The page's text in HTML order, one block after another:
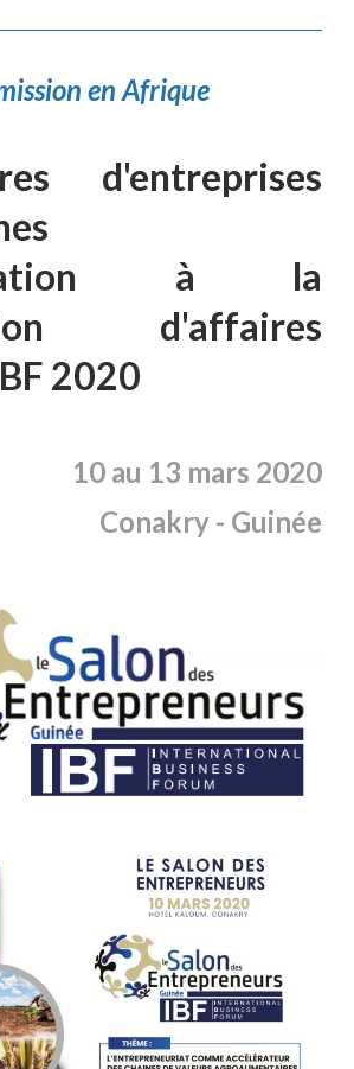
en Afrique
d'entreprises
à la
d'affaires
2020
10 au 13 mars 2020
Conakry - Guinée